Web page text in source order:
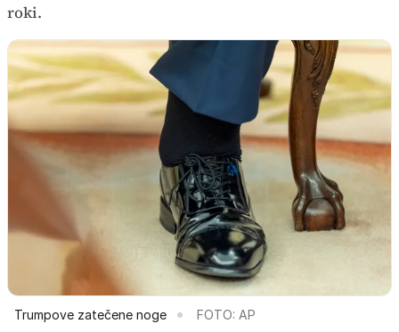
roki.
Trumpove zatečene noge FOTO: AP